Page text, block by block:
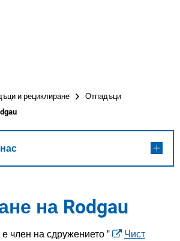
Deutsch
и рециклиране
Отпадъци
на Rodgau
член на сдружението "
Чист